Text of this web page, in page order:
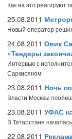
Как на это реагируют
25.08.2011
Новый оператор
24.08.2011 Овик
«Тендеры
Интервью с
Саркисяном
23.08.2011 Ночь
Власти Москвы
23.08.2011 УФАС
В Татарстане
22.08.2011